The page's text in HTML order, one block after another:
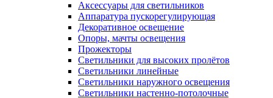
Аксессуары для светильников
Аппаратура пускорегулирующая
Декоративное освещение
Опоры, мачты освещения
Прожекторы
Светильники для высоких пролётов
Светильники линейные
Светильники наружного освещения
Светильники настенно-потолочные